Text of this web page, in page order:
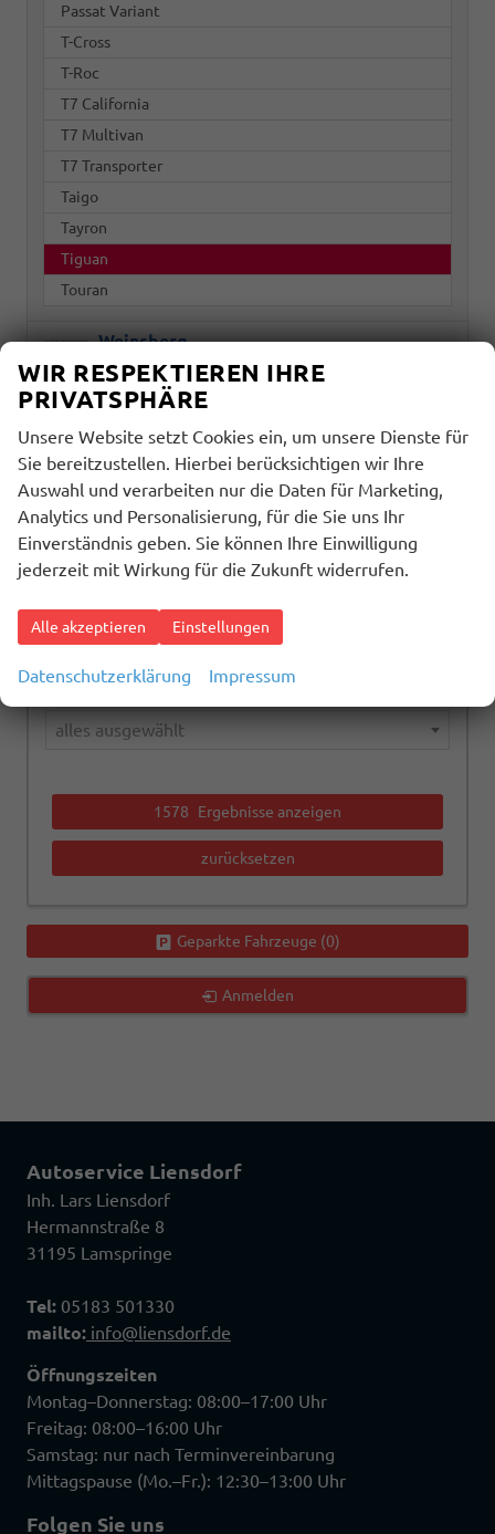
Passat Variant
T-Cross
T-Roc
T7 California
T7 Multivan
T7 Transporter
Taigo
Tayron
Tiguan
Touran
Weinsberg
Modell
alles ausgewählt
alles ausgewählt
alles ausgewählt
1578 Ergebnisse anzeigen
zurücksetzen
Geparkte Fahrzeuge (0)
Anmelden
Autoservice Liensdorf
Inh. Lars Liensdorf
Hermannstraße 8
31195 Lamspringe
Tel: 05183 501330
mailto: info@liensdorf.de
Öffnungszeiten
Montag–Donnerstag: 08:00–17:00 Uhr
Freitag: 08:00–16:00 Uhr
Samstag: nur nach Terminvereinbarung
Mittagspause (Mo.–Fr.): 12:30–13:00 Uhr
Folgen Sie uns
WIR RESPEKTIEREN IHRE
PRIVATSPHÄRE
Unsere Website setzt Cookies ein, um unsere Dienste für
Sie bereitzustellen. Hierbei berücksichtigen wir Ihre
Auswahl und verarbeiten nur die Daten für Marketing,
Analytics und Personalisierung, für die Sie uns Ihr
Einverständnis geben. Sie können Ihre Einwilligung
jederzeit mit Wirkung für die Zukunft widerrufen.
Alle akzeptieren Einstellungen
Datenschutzerklärung Impressum